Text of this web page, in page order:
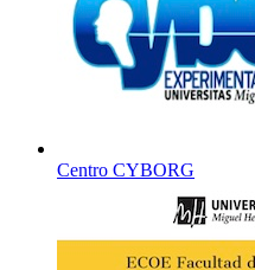
Centro CYBORG